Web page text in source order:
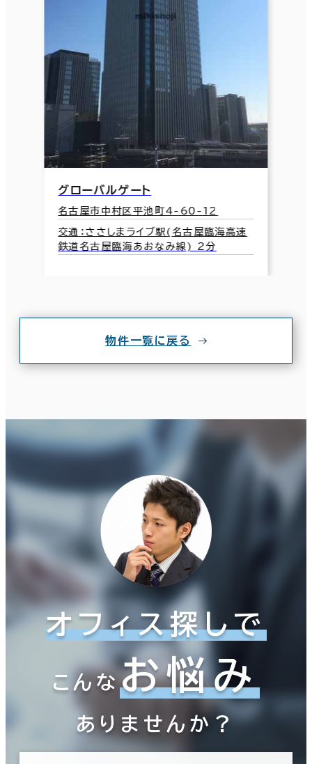
グローバルゲート
名古屋市中村区平池町4-60-12
交通：ささしまライブ駅(名古屋臨海高速
鉄道名古屋臨海あおなみ線) 2分
物件一覧に戻る
オフィス探しで
こんなお悩み
ありませんか？